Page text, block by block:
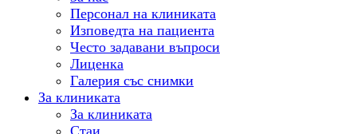
Персонал на клиниката
Изповедта на пациента
Често задавани въпроси
Лиценка
Галерия със снимки
За клиниката
За клиниката
Стаи